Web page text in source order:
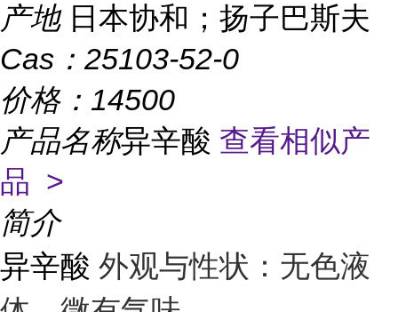
产地 日本协和；扬子巴斯夫
Cas： 25103-52-0
价格： 14500
产品名称异辛酸 查看相似产
品 >
简介
异辛酸 外观与性状：无色液